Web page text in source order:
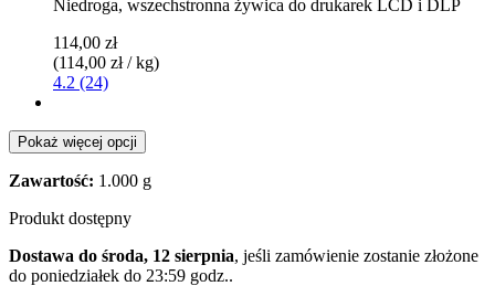
Niedroga, wszechstronna żywica do drukarek LCD i DLP
114,00 zł
(114,00 zł / kg)
4.2 (24)
Pokaż więcej opcji
Zawartość: 1.000 g
Produkt dostępny
Dostawa do środa, 12 sierpnia, jeśli zamówienie zostanie złożone
do poniedziałek do 23:59 godz..